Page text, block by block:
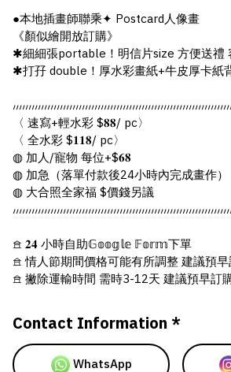
●本地插畫師聯乘✦ Postcard人像畫
《顏似繪開放訂購》
✱細細張portable！明信片size 方便送禮
✱打孖 double！厚水彩畫紙+牛皮厚卡紙
៸៸៸៸៸៸៸៸៸៸៸៸៸៸៸៸៸៸៸៸៸៸៸៸៸៸៸៸៸៸៸៸៸៸៸៸៸៸៸៸៸៸៸៸៸៸៸៸៸៸៸៸៸៸៸៸៸៸៸៸៸៸៸៸៸៸៸៸
〈 速寫+輕水彩 $𝟖𝟖/ pc〉
〈 全水彩 $𝟏𝟏𝟖/ pc〉
◍ 加人/寵物 每位+$𝟔𝟖
◍ 加急（落單付款後24小時內完成畫作）
◍ 大合照全家福 $價錢另議
៸៸៸៸៸៸៸៸៸៸៸៸៸៸៸៸៸៸៸៸៸៸៸៸៸៸៸៸៸៸៸៸៸៸៸៸៸៸៸៸៸៸៸៸៸៸៸៸៸៸៸៸៸៸៸៸៸៸៸៸៸៸៸៸៸៸៸៸
𖠿 𝟐𝟒 小時自助𝔾𝕠𝕠𝕘𝕝𝕖 𝔽𝕠𝕣𝕞下單
𖠿 情人節期間價格可能有所調整 建議預
𖠿 撇除運輸時間 需時3-12天 建議預早訂
Contact Information *
WhatsApp